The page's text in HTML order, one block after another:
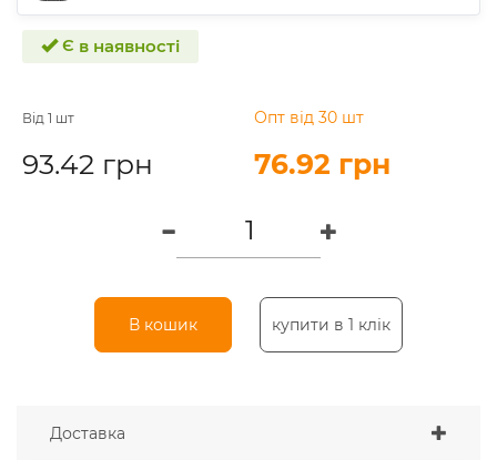
Є в наявності
Від 1 шт
93.42 грн
Опт від 30 шт
76.92 грн
В кошик купити в 1 клік
Доставка